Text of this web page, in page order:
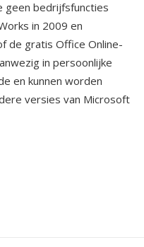
geen bedrijfsfuncties
in 2009 en
de gratis Office Online-
in persoonlijke
en kunnen worden
versies van Microsoft